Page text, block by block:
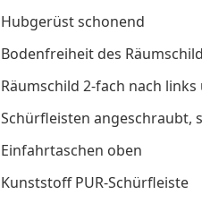
Hubgerüst schonend
Bodenfreiheit des
Räumschild 2-fach nach
Schürfleisten angeschraubt,
Einfahrtaschen oben
Kunststoff PUR-Schürfleiste